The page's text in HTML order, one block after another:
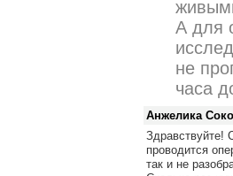
А для
не
часа
Анжелика
Здравствуйте!
проводится
так и не